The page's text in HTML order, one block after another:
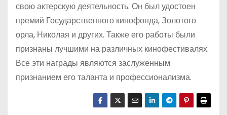
свою актерскую деятельность. Он был удостоен
премий Государственного кинофонда, Золотого
орла, Николая и других. Также его работы были
признаны лучшими на различных кинофестивалях.
Все эти награды являются заслуженным
признанием его таланта и профессионализма.